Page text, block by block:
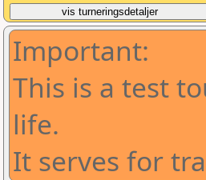
Important:
This is a test
life.
It serves for